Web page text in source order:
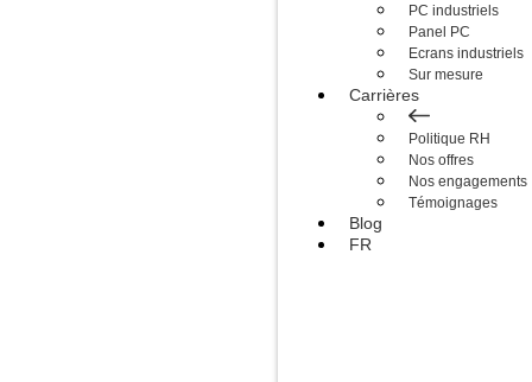
PC industriels
Panel PC
Ecrans industriels
Sur mesure
Carrières
Politique RH
Nos offres
Nos engagements
Témoignages
Blog
FR